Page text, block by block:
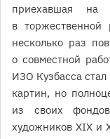
приехавшая на
в торжественной
несколько раз
о совместной
ИЗО Кузбасса
картин, но
из своих
художников XIX и